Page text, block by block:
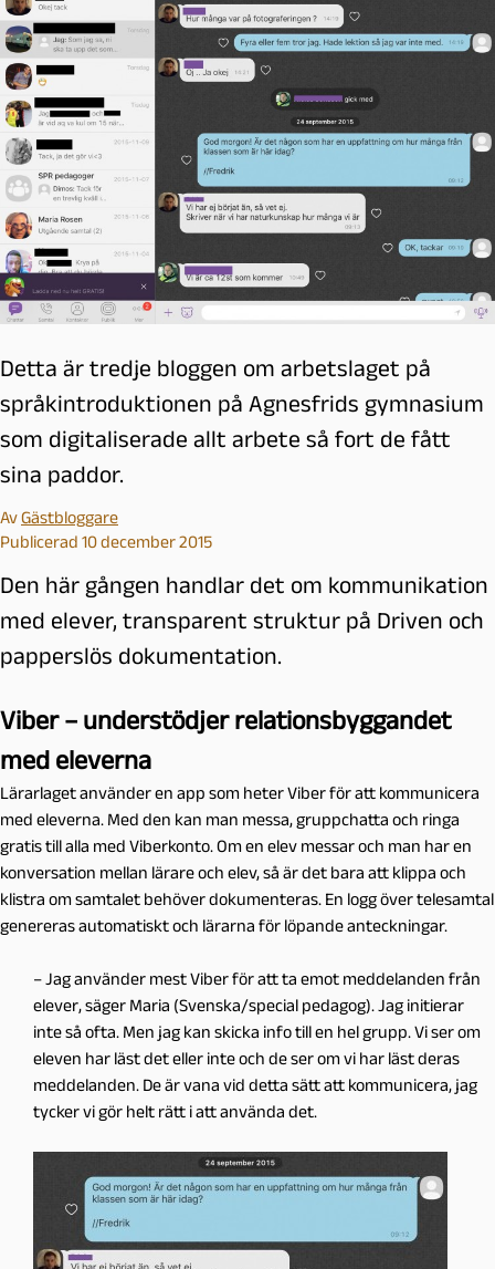
Detta är tredje bloggen om arbetslaget på
språkintroduktionen på Agnesfrids gymnasium
som digitaliserade allt arbete så fort de fått
sina paddor.
AvGästbloggare
Publicerad 10 december 2015
Den här gången handlar det om kommunikation
med elever, transparent struktur på Driven och
papperslös dokumentation.
Viber – understödjer relationsbyggandet
med eleverna
Lärarlaget använder en app som heter Viber för att kommunicera
med eleverna. Med den kan man messa, gruppchatta och ringa
gratis till alla med Viberkonto. Om en elev messar och man har en
konversation mellan lärare och elev, så är det bara att klippa och
klistra om samtalet behöver dokumenteras. En logg över telesamtal
genereras automatiskt och lärarna för löpande anteckningar.
– Jag använder mest Viber för att ta emot meddelanden från
elever, säger Maria (Svenska/special pedagog). Jag initierar
inte så ofta. Men jag kan skicka info till en hel grupp. Vi ser om
eleven har läst det eller inte och de ser om vi har läst deras
meddelanden. De är vana vid detta sätt att kommunicera, jag
tycker vi gör helt rätt i att använda det.